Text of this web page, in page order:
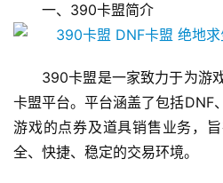
一、390卡盟简介
390卡盟是一家致力于为游
卡盟平台。平台涵盖了包括DNF
游戏的点券及道具销售业务，
全、快捷、稳定的交易环境。